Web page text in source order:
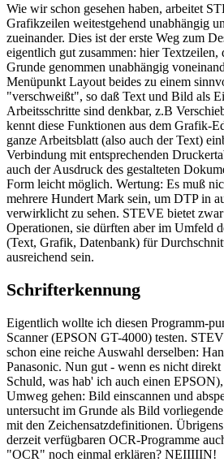
Wie wir schon gesehen haben, arbeitet
Grafikzeilen weitestgehend unabhängig
zueinander. Dies ist der erste Weg zum
eigentlich gut zusammen: hier
Grunde genommen unabhängig
Menüpunkt Layout beides zu einem
"verschweißt", so daß Text und Bild als
Arbeitsschritte sind denkbar, z.B
kennt diese Funktionen aus dem Grafik-
ganze Arbeitsblatt (also auch der Text)
Verbindung mit entsprechenden
auch der Ausdruck des gestalteten
Form leicht möglich. Wertung: Es muß
mehrere Hundert Mark sein, um DTP in
verwirklicht zu sehen. STEVE bietet
Operationen, sie dürften aber im Umfeld
(Text, Grafik, Datenbank) für
ausreichend sein.
Schrifterkennung
Eigentlich wollte ich diesen Programm-
Scanner (EPSON GT-4000) testen.
schon eine reiche Auswahl derselben:
Panasonic. Nun gut - wenn es nicht
Schuld, was hab' ich auch einen
Umweg gehen: Bild einscannen und
untersucht im Grunde als Bild
mit den Zeichensatzdefinitionen.
derzeit verfügbaren OCR-Programme
"OCR" noch einmal erklären? NEIIIIIN!